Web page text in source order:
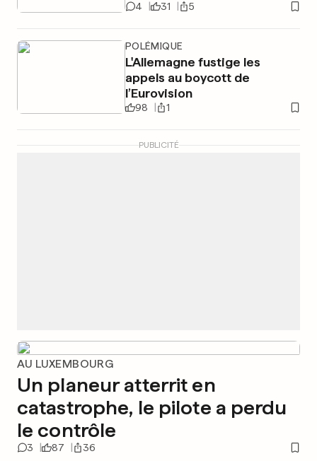
4 31 5
POLÉMIQUE
L'Allemagne fustige les
appels au boycott de
l’Eurovision
98 1
PUBLICITÉ
AU LUXEMBOURG
Un planeur atterrit en
catastrophe, le pilote a perdu
le contrôle
3 87 36